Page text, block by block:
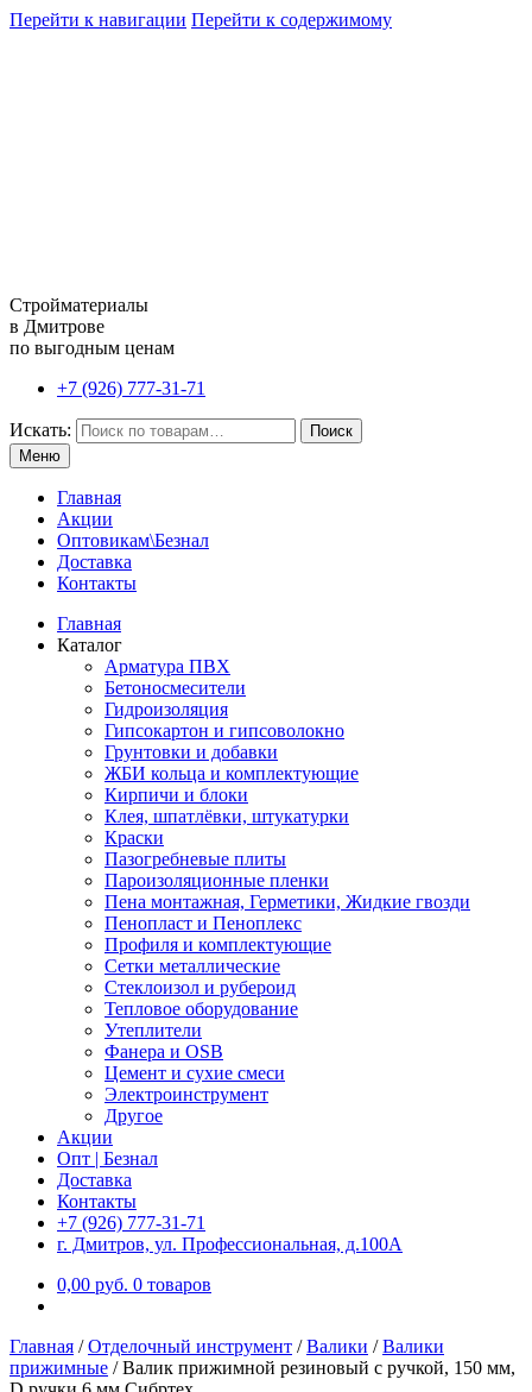
Перейти к навигации Перейти к содержимому
Стройматериалы
в Дмитрове
по выгодным ценам
+7 (926) 777-31-71
Искать:
Поиск
Меню
Главная
Акции
Оптовикам\Безнал
Доставка
Контакты
Главная
Каталог
Арматура ПВХ
Бетоносмесители
Гидроизоляция
Гипсокартон и гипсоволокно
Грунтовки и добавки
ЖБИ кольца и комплектующие
Кирпичи и блоки
Клея, шпатлёвки, штукатурки
Краски
Пазогребневые плиты
Пароизоляционные пленки
Пена монтажная, Герметики, Жидкие гвозди
Пенопласт и Пеноплекс
Профиля и комплектующие
Сетки металлические
Стеклоизол и рубероид
Тепловое оборудование
Утеплители
Фанера и OSB
Цемент и сухие смеси
Электроинструмент
Другое
Акции
Опт | Безнал
Доставка
Контакты
+7 (926) 777-31-71
г. Дмитров, ул. Профессиональная, д.100А
0,00 руб. 0 товаров
Главная /Отделочный инструмент /Валики /Валики
прижимные /Валик прижимной резиновый с ручкой, 150 мм,